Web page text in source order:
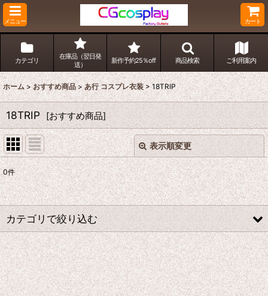
メニュー カート
カテゴリ
在庫品（翌日発
送）
新作予約25％off 商品検索 ご利用案内
ホーム > おすすめ商品 > あ行 コスプレ衣装 > 18TRIP
18TRIP [おすすめ商品]
表示順変更
表示数:
並び順:
絞り込む
閉じる
0件
カテゴリで絞り込む
あ行 コスプレ衣装 (全商品)
ウマ娘プリティーダービー